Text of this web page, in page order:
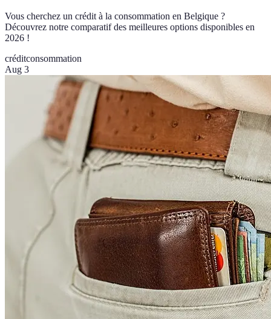
Vous cherchez un crédit à la consommation en Belgique ?
Découvrez notre comparatif des meilleures options disponibles en
2026 !
créditconsommation
Aug 3